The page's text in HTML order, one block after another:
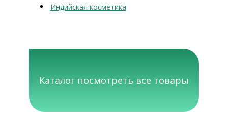
Индийская косметика
Каталог посмотреть все товары